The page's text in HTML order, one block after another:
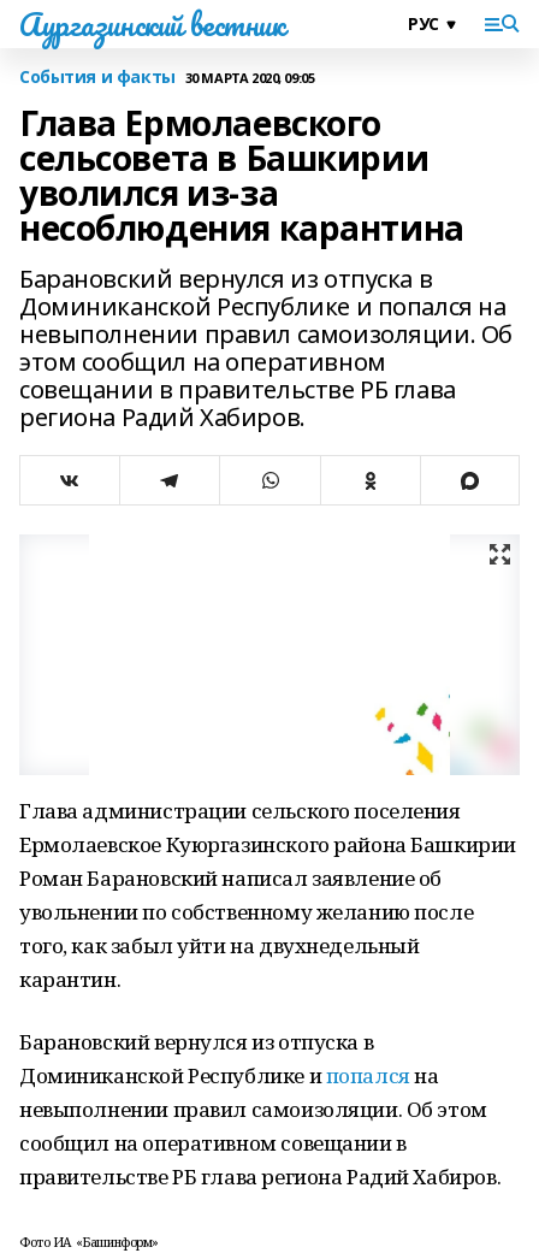
Аургазинский вестник
События и факты 30 МАРТА 2020, 09:05
Глава Ермолаевского
сельсовета в Башкирии
уволился из-за
несоблюдения карантина
Барановский вернулся из отпуска в
Доминиканской Республике и попался на
невыполнении правил самоизоляции. Об
этом сообщил на оперативном
совещании в правительстве РБ глава
региона Радий Хабиров.
Глава администрации сельского поселения
Ермолаевское Куюргазинского района Башкирии
Роман Барановский написал заявление об
увольнении по собственному желанию после
того, как забыл уйти на двухнедельный
карантин.
Барановский вернулся из отпуска в
Доминиканской Республике ипопалсяна
невыполнении правил самоизоляции. Об этом
сообщил на оперативном совещании в
правительстве РБ глава региона Радий Хабиров.
Фото ИА «Башинформ»